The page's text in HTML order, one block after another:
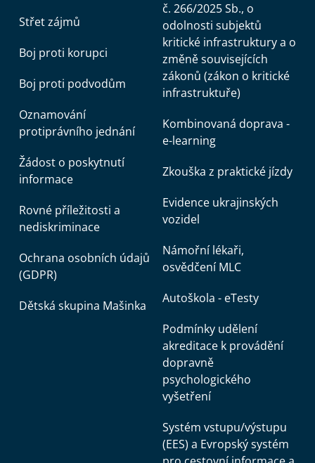
Střet zájmů
Boj proti korupci
Boj proti podvodům
Oznamování
protiprávního jednání
Žádost o poskytnutí
informace
Rovné příležitosti a
nediskriminace
Ochrana osobních údajů
(GDPR)
Dětská skupina Mašinka
č. 266/2025 Sb., o
odolnosti subjektů
kritické infrastruktury a o
změně souvisejících
zákonů (zákon o kritické
infrastruktuře)
Kombinovaná doprava -
e-learning
Zkouška z praktické jízdy
Evidence ukrajinských
vozidel
Námořní lékaři,
osvědčení MLC
Autoškola - eTesty
Podmínky udělení
akreditace k provádění
dopravně
psychologického
vyšetření
Systém vstupu/výstupu
(EES) a Evropský systém